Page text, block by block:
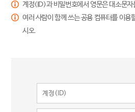
계정(ID)과 비밀번호에서 영문은 대소문
여러 사람이 함께 쓰는 공용 컴퓨터를 이
시오.